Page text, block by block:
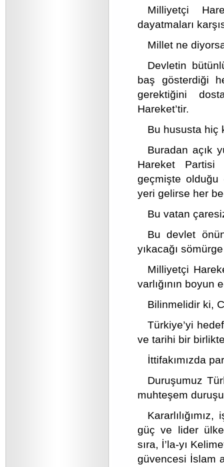
Milliyetçi
dayatmaları
Millet ne
Devletin
baş gösterdiği
gerektiğini
Hareket’tir.
Bu hususta hiç
Buradan açık
Hareket Partisi
geçmişte
yeri gelirse her
Bu vatan
Bu devlet
yıkacağı
Milliyetçi
varlığının boyun
Bilinmelidir ki,
Türkiye’yi
ve tarihi bir
İttifakımızda
Duruşumuz
muhteşem
güç ve lider
sıra, İ’la-yı
güvencesi İslam